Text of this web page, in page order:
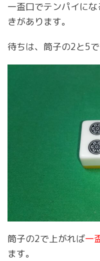
一盃口でテンパイに
きがあります。
待ちは、筒子の2と5で
筒子の2で上がれば一
ます。